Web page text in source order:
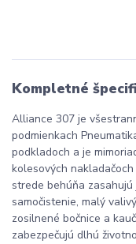
Kompletné
Alliance 307 je
podmienkach
podkladoch a je
kolesových
strede behúňa
samočistenie, malý
zosilnené bočnice a
zabezpečujú dlhú